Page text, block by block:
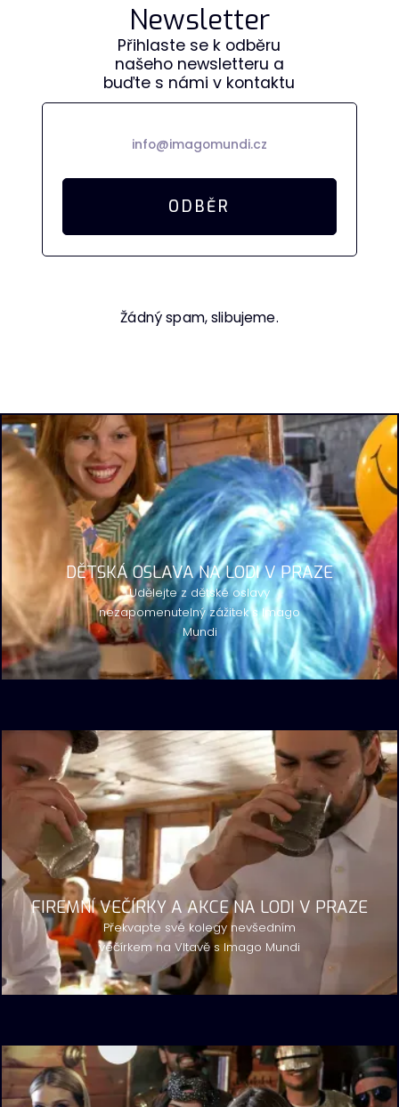
Newsletter
Přihlaste se k odběru
našeho newsletteru a
buďte s námi v kontaktu
Žádný spam, slibujeme.
DĚTSKÁ OSLAVA NA LODI V PRAZE
Udělejte z dětské oslavy
nezapomenutelný zážitek s Imago
Mundi
FIREMNÍ VEČÍRKY A AKCE NA LODI V PRAZE
Překvapte své kolegy nevšedním
večírkem na Vltavě s Imago Mundi